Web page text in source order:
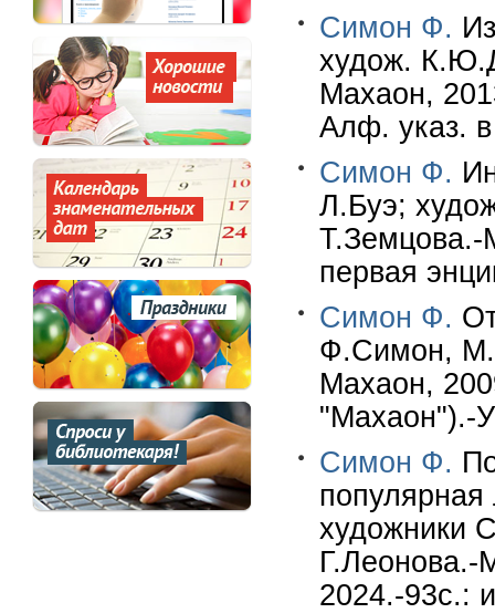
Симон Ф.
худож.
Махаон,
Алф. указ.
Симон Ф.
Л.Буэ;
Т.Земцова.-
первая
Симон Ф.
Ф.Симон,
Махаон,
"Махаон").-
Симон Ф.
художники
Г.Леонова.-
2024.-93c.: